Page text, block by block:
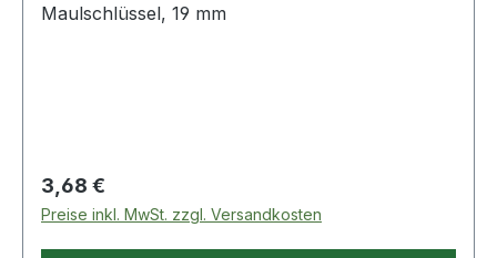
Maulschlüssel, 19 mm
Regulärer Preis:
3,68 €
Preise inkl. MwSt. zzgl. Versandkosten